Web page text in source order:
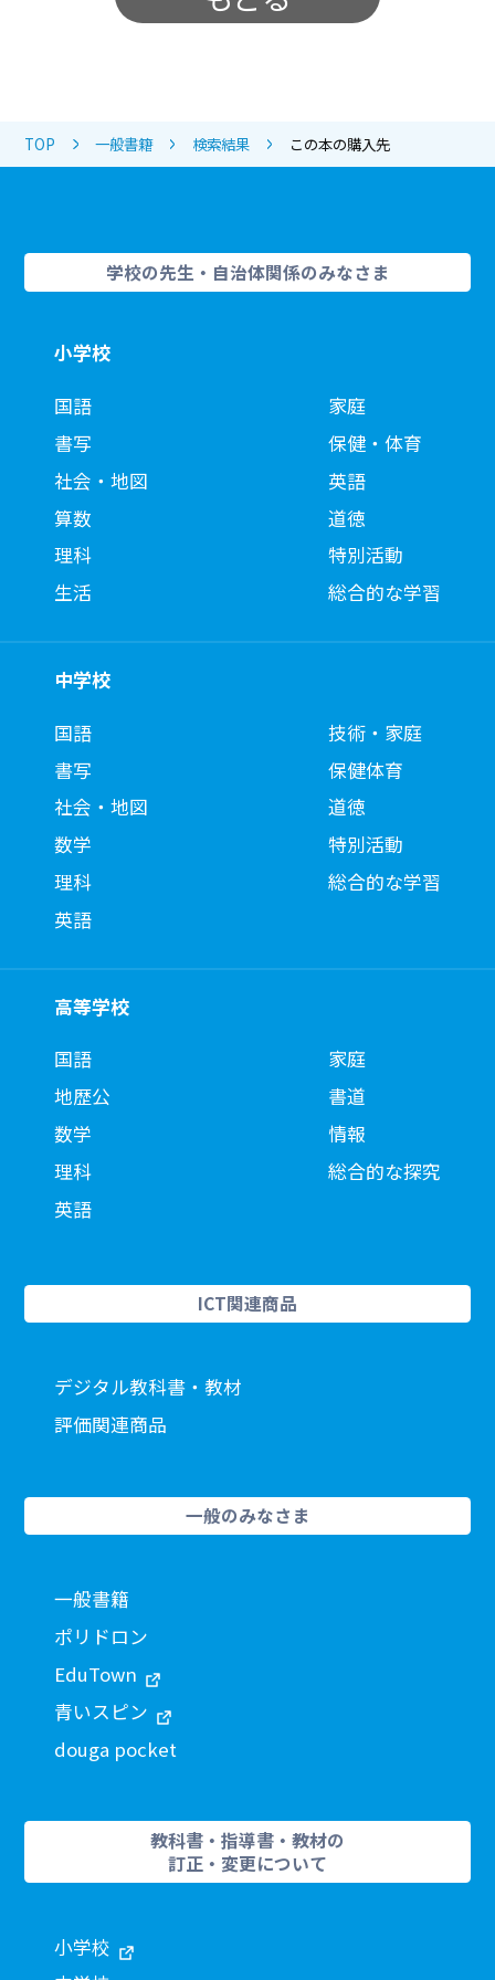
TOP 一般書籍 検索結果 この本の購入先
学校の先生・自治体関係のみなさま
小学校
国語
書写
社会・地図
算数
理科
生活
家庭
保健・体育
英語
道徳
特別活動
総合的な学習
中学校
国語
書写
社会・地図
数学
理科
英語
技術・家庭
保健体育
道徳
特別活動
総合的な学習
高等学校
国語
地歴公
数学
理科
英語
家庭
書道
情報
総合的な探究
ICT関連商品
デジタル教科書・教材
評価関連商品
一般のみなさま
一般書籍
ポリドロン
EduTown
青いスピン
douga pocket
教科書・指導書・教材の
訂正・変更について
小学校